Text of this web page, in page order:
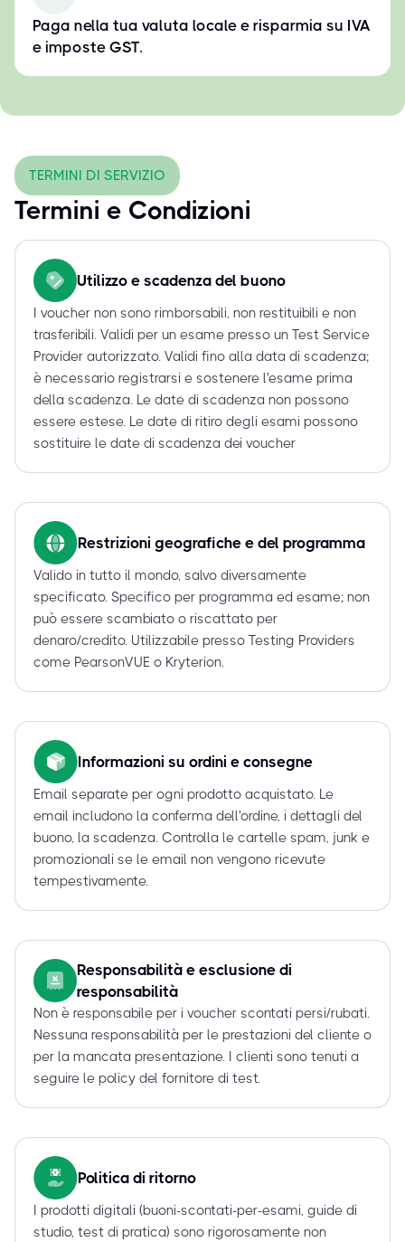
Paga nella tua valuta locale e risparmia su IVA
e imposte GST.
TERMINI DI SERVIZIO
Termini e Condizioni
Utilizzo e scadenza del buono
I voucher non sono rimborsabili, non restituibili e non
trasferibili. Validi per un esame presso un Test Service
Provider autorizzato. Validi fino alla data di scadenza;
è necessario registrarsi e sostenere l'esame prima
della scadenza. Le date di scadenza non possono
essere estese. Le date di ritiro degli esami possono
sostituire le date di scadenza dei voucher
Restrizioni geografiche e del programma
Valido in tutto il mondo, salvo diversamente
specificato. Specifico per programma ed esame; non
può essere scambiato o riscattato per
denaro/credito. Utilizzabile presso Testing Providers
come PearsonVUE o Kryterion.
Informazioni su ordini e consegne
Email separate per ogni prodotto acquistato. Le
email includono la conferma dell'ordine, i dettagli del
buono, la scadenza. Controlla le cartelle spam, junk e
promozionali se le email non vengono ricevute
tempestivamente.
Responsabilità e esclusione di
responsabilità
Non è responsabile per i voucher scontati persi/rubati.
Nessuna responsabilità per le prestazioni del cliente o
per la mancata presentazione. I clienti sono tenuti a
seguire le policy del fornitore di test.
Politica di ritorno
I prodotti digitali (buoni-scontati-per-esami, guide di
studio, test di pratica) sono rigorosamente non